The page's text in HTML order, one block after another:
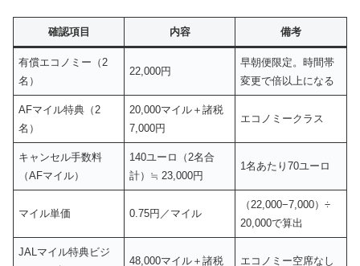
確認項目 内容 備考
有償エコノミー（2
名）
22,000円
早朝便限定。時間帯
変更で倍以上になる
AFマイル特典（2
名）
20,000マイル＋諸税
7,000円
エコノミークラス
キャンセル手数料
（AFマイル）
140ユーロ（2名合
計）≒ 23,000円
1名あたり70ユーロ
マイル単価 0.75円／マイル
（22,000−7,000）÷
20,000で算出
JALマイル特典ビジ
48,000マイル＋諸税 エコノミー空席なし